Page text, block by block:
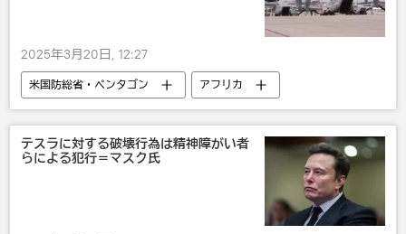
2025年3月20日, 12:27
米国防総省・ペンタゴン
アフリカ
欧州
イーロン・マスク
米国
国際
政治
テスラに対する破壊行為は精神障がい者
らによる犯行＝マスク氏